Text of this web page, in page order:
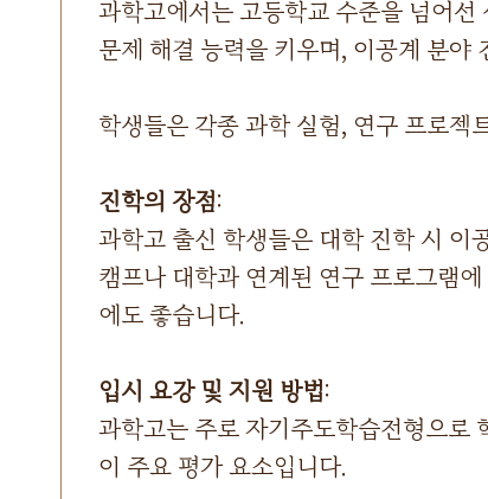
과학고에서는 고등학교 수준을 넘어
문제 해결 능력을 키우며, 이공계 분야
학생들은 각종 과학 실험, 연구 프로젝
진학의 장점:
과학고 출신 학생들은 대학 진학 시 이
캠프나 대학과 연계된 연구 프로그램
에도 좋습니다.
입시 요강 및 지원 방법:
과학고는 주로 자기주도학습전형으로
이 주요 평가 요소입니다.